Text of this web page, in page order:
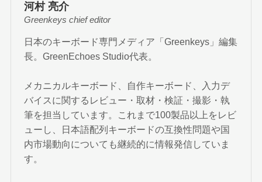
河村 亮介
Greenkeys chief editor
日本のキーボード専門メディア「Greenkeys」編集
長。GreenEchoes Studio代表。
メカニカルキーボード、自作キーボード、入力デ
バイスに関するレビュー・取材・検証・撮影・執
筆を担当しています。これまで100製品以上をレビ
ューし、日本語配列キーボードの互換性問題や国
内市場動向についても継続的に情報発信していま
す。